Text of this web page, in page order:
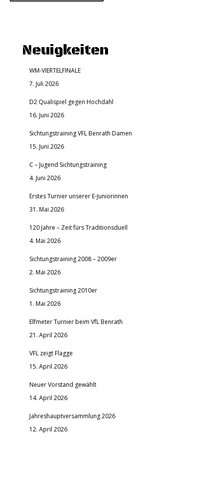
Neuigkeiten
WM-VIERTELFINALE
7. Juli 2026
D2 Qualispiel gegen Hochdahl
16. Juni 2026
Sichtungstraining VFL Benrath Damen
15. Juni 2026
C – Jugend Sichtungstraining
4. Juni 2026
Erstes Turnier unserer E-Juniorinnen
31. Mai 2026
120 Jahre – Zeit fürs Traditionsduell
4. Mai 2026
Sichtungstraining 2008 – 2009er
2. Mai 2026
Sichtungstraining 2010er
1. Mai 2026
Elfmeter Turnier beim VfL Benrath
21. April 2026
VFL zeigt Flagge
15. April 2026
Neuer Vorstand gewählt
14. April 2026
Jahreshauptversammlung 2026
12. April 2026